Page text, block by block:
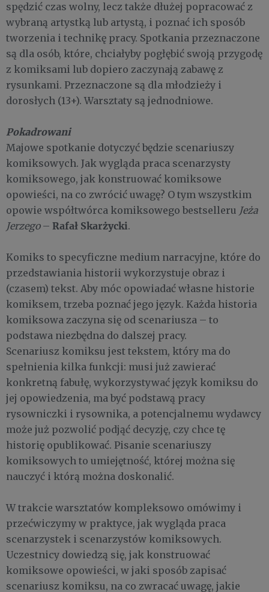
spędzić czas wolny, lecz także dłużej popracować z
wybraną artystką lub artystą, i poznać ich sposób
tworzenia i technikę pracy. Spotkania przeznaczone
są dla osób, które, chciałyby pogłębić swoją przygodę
z komiksami lub dopiero zaczynają zabawę z
rysunkami. Przeznaczone są dla młodzieży i
dorosłych (13+). Warsztaty są jednodniowe.
Pokadrowani
Majowe spotkanie dotyczyć będzie scenariuszy
komiksowych. Jak wygląda praca scenarzysty
komiksowego, jak konstruować komiksowe
opowieści, na co zwrócić uwagę? O tym wszystkim
opowie współtwórca komiksowego bestselleru Jeża
Jerzego– Rafał Skarżycki.
Komiks to specyficzne medium narracyjne, które do
przedstawiania historii wykorzystuje obraz i
(czasem) tekst. Aby móc opowiadać własne historie
komiksem, trzeba poznać jego język. Każda historia
komiksowa zaczyna się od scenariusza – to
podstawa niezbędna do dalszej pracy.
Scenariusz komiksu jest tekstem, który ma do
spełnienia kilka funkcji: musi już zawierać
konkretną fabułę, wykorzystywać język komiksu do
jej opowiedzenia, ma być podstawą pracy
rysowniczki i rysownika, a potencjalnemu wydawcy
może już pozwolić podjąć decyzję, czy chce tę
historię opublikować. Pisanie scenariuszy
komiksowych to umiejętność, której można się
nauczyć i którą można doskonalić.
W trakcie warsztatów kompleksowo omówimy i
przećwiczymy w praktyce, jak wygląda praca
scenarzystek i scenarzystów komiksowych.
Uczestnicy dowiedzą się, jak konstruować
komiksowe opowieści, w jaki sposób zapisać
scenariusz komiksu, na co zwracać uwagę, jakie